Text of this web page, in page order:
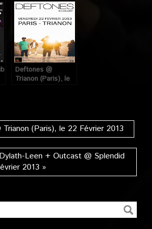
le 09 Février 2013
Deftones @
Trianon (Paris), le
(Paris), le 22 Février 2013
Leen + Outcast @ Splendid
2013 »